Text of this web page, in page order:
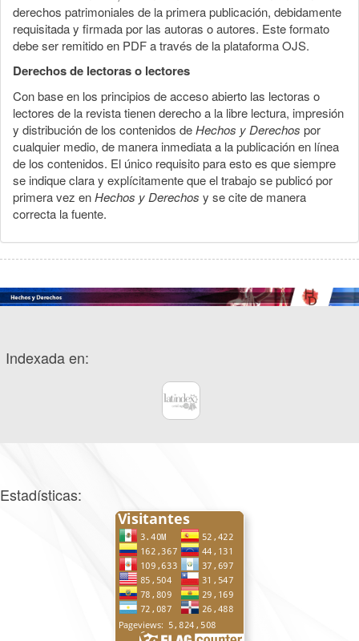
derechos patrimoniales de la primera publicación, debidamente
requisitada y firmada por las autoras o autores. Este formato
debe ser remitido en PDF a través de la plataforma OJS.
Derechos de lectoras o lectores
Con base en los principios de acceso abierto las lectoras o
lectores de la revista tienen derecho a la libre lectura, impresión
y distribución de los contenidos deHechos y Derechos por
cualquier medio, de manera inmediata a la publicación en línea
de los contenidos. El único requisito para esto es que siempre
se indique clara y explícitamente que el trabajo se publicó por
primera vez enHechos y Derechos y se cite de manera
correcta la fuente.
Indexada en:
Estadísticas: